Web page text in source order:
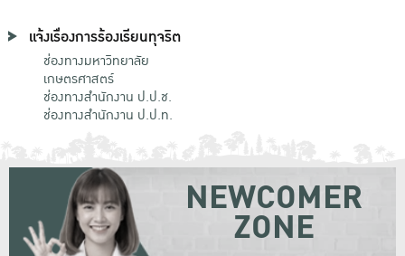
แจ้งเรื่องการร้องเรียนทุจริต
ช่องทางมหาวิทยาลัย
เกษตรศาสตร์
ช่องทางสำนักงาน ป.ป.ช.
ช่องทางสำนักงาน ป.ป.ท.
NEWCOMER
ZONE